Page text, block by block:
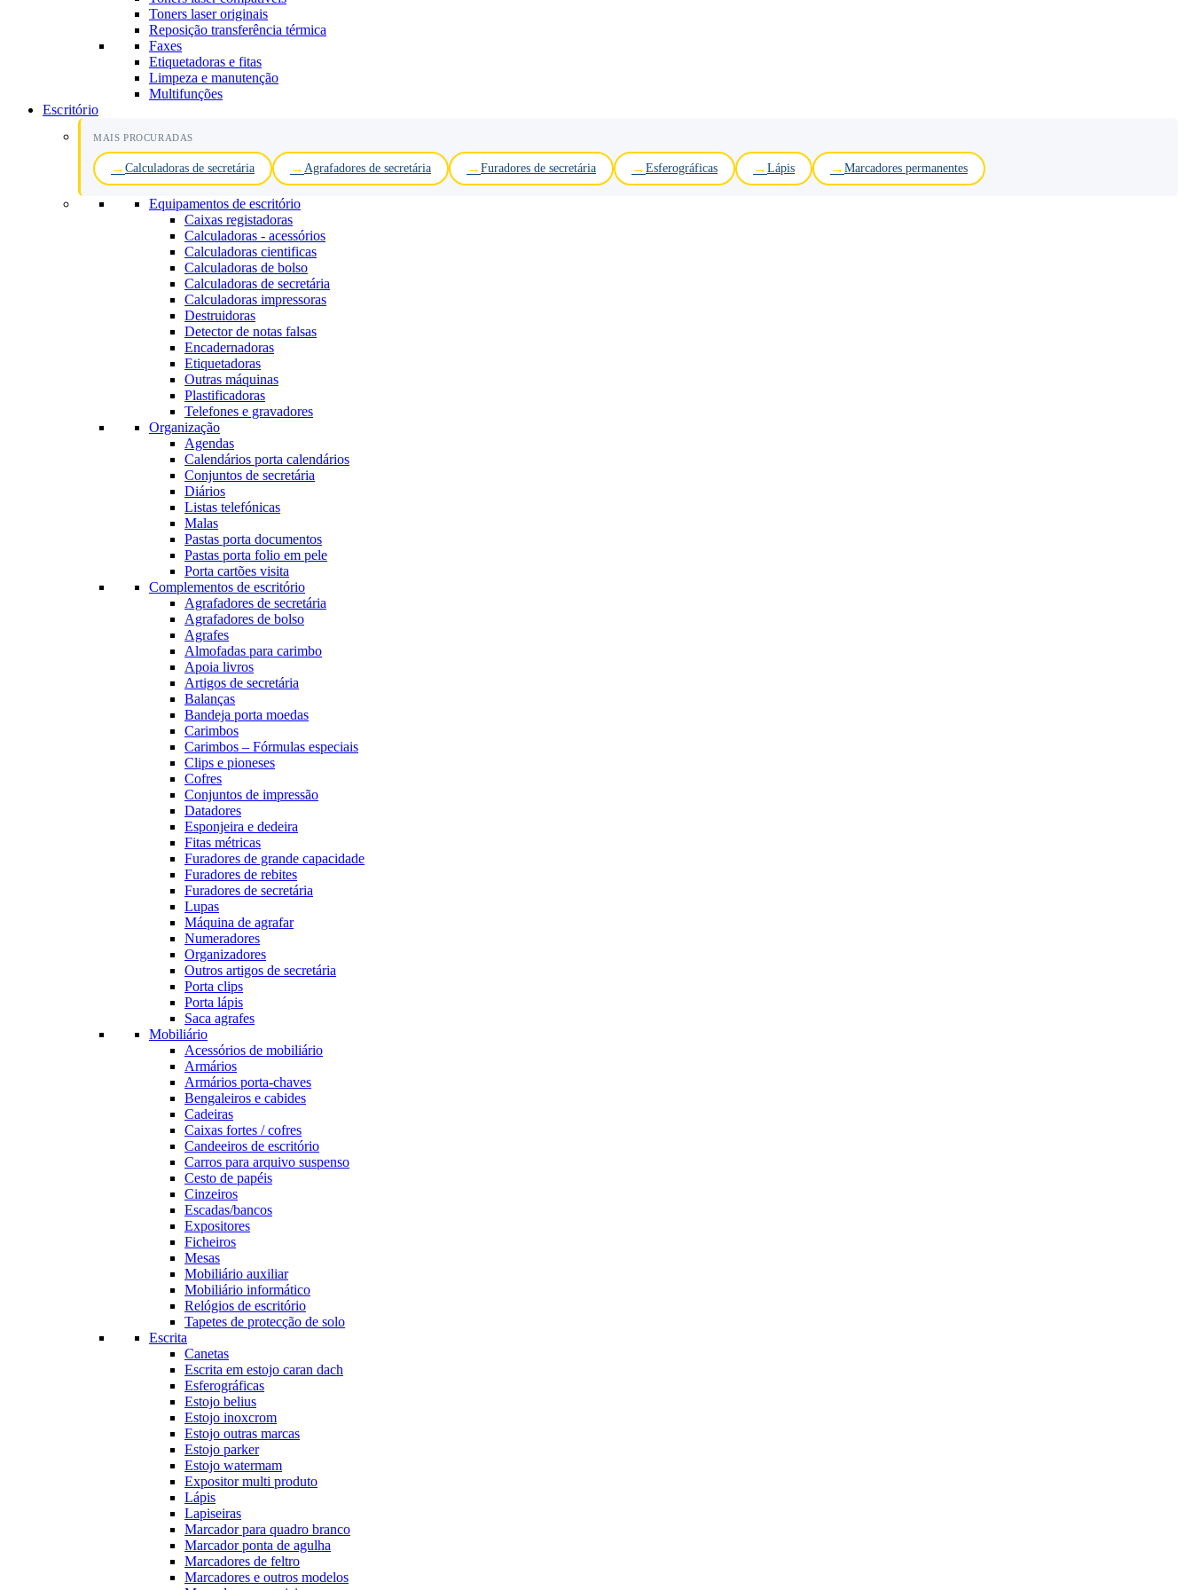
Toners laser originais
Reposição transferência térmica
Faxes
Etiquetadoras e fitas
Limpeza e manutenção
Multifunções
Escritório
MAIS PROCURADAS
Calculadoras de secretária Agrafadores de secretária Furadores de secretária Esferográficas Lápis Marcadores permanentes
Equipamentos de escritório
Caixas registadoras
Calculadoras - acessórios
Calculadoras cientificas
Calculadoras de bolso
Calculadoras de secretária
Calculadoras impressoras
Destruidoras
Detector de notas falsas
Encadernadoras
Etiquetadoras
Outras máquinas
Plastificadoras
Telefones e gravadores
Organização
Agendas
Calendários porta calendários
Conjuntos de secretária
Diários
Listas telefónicas
Malas
Pastas porta documentos
Pastas porta folio em pele
Porta cartões visita
Complementos de escritório
Agrafadores de secretária
Agrafadores de bolso
Agrafes
Almofadas para carimbo
Apoia livros
Artigos de secretária
Balanças
Bandeja porta moedas
Carimbos
Carimbos – Fórmulas especiais
Clips e pioneses
Cofres
Conjuntos de impressão
Datadores
Esponjeira e dedeira
Fitas métricas
Furadores de grande capacidade
Furadores de rebites
Furadores de secretária
Lupas
Máquina de agrafar
Numeradores
Organizadores
Outros artigos de secretária
Porta clips
Porta lápis
Saca agrafes
Mobiliário
Acessórios de mobiliário
Armários
Armários porta-chaves
Bengaleiros e cabides
Cadeiras
Caixas fortes / cofres
Candeeiros de escritório
Carros para arquivo suspenso
Cesto de papéis
Cinzeiros
Escadas/bancos
Expositores
Ficheiros
Mesas
Mobiliário auxiliar
Mobiliário informático
Relógios de escritório
Tapetes de protecção de solo
Escrita
Canetas
Escrita em estojo caran dach
Esferográficas
Estojo belius
Estojo inoxcrom
Estojo outras marcas
Estojo parker
Estojo watermam
Expositor multi produto
Lápis
Lapiseiras
Marcador para quadro branco
Marcador ponta de agulha
Marcadores de feltro
Marcadores e outros modelos